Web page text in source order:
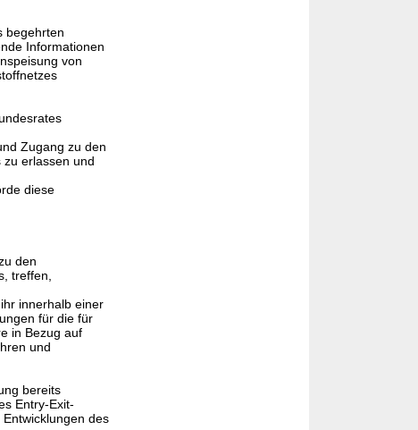
begehrten
Informationen
von
Zugang zu den
zu erlassen und
diese
den
treffen,
innerhalb einer
für die für
in Bezug auf
und
bereits
Entry-Exit-
des